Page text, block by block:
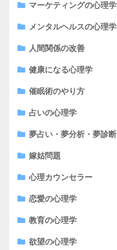
マーケティングの心理学
メンタルヘルスの心理学
人間関係の改善
健康になる心理学
催眠術のやり方
占いの心理学
夢占い・夢分析・夢診断
嫁姑問題
心理カウンセラー
恋愛の心理学
教育の心理学
欲望の心理学